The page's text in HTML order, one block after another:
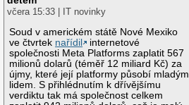
včera 15:33 | IT novinky
Soud v americkém státě Nové Mexiko
ve čtvrtek nařídil
internetové
společnosti Meta Platforms zaplatit 567
milionů dolarů (téměř 12 miliard Kč) za
újmy, které její platformy působí mladým
lidem. S přihlédnutím k dřívějšímu
verdiktu tak má společnost celkem